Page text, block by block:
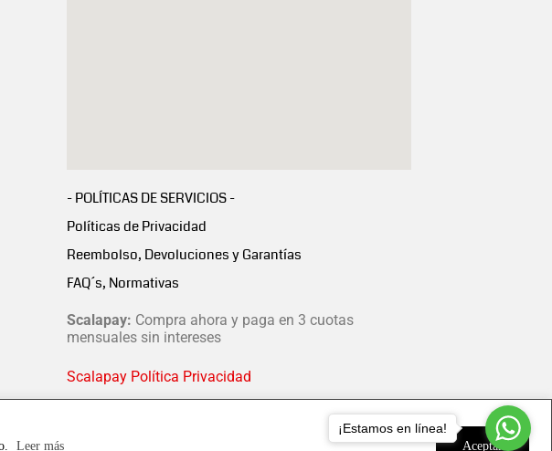
Leer más Aceptar
- POLÍTICAS DE SERVICIOS -
Políticas de Privacidad
Reembolso, Devoluciones y Garantías
FAQ´s, Normativas
Scalapay: Compra ahora y paga en 3 cuotas
mensuales sin intereses
Scalapay Política Privacidad
¡Estamos en línea!